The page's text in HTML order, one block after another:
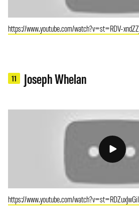
https://www.youtube.com/watch?v=st=RDV-
11 Joseph Whelan
https://www.youtube.com/